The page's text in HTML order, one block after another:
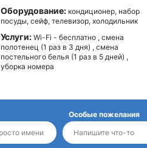
Оборудование: кондиционер, набор
посуды, сейф, телевизор, холодильник
Услуги: Wi-Fi - бесплатно , смена
полотенец (1 раз в 3 дня) , смена
постельного белья (1 раз в 5 дней) ,
уборка номера
Особые пожелания